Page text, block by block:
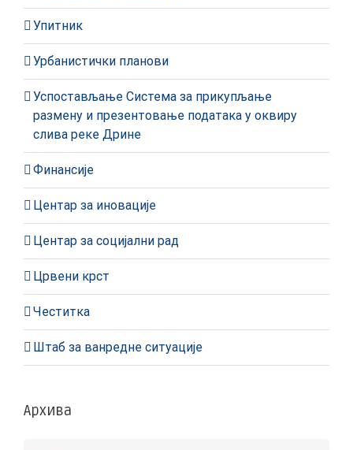
Упитник
Урбанистички планови
Успостављање Система за прикупљање
размену и презентовање података у оквиру
слива реке Дрине
Финансије
Центар за иновације
Центар за социјални рад
Црвени крст
Честитка
Штаб за ванредне ситуације
Архива